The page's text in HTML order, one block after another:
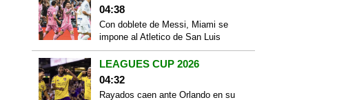
04:38
Con doblete de Messi, Miami se
impone al Atletico de San Luis
LEAGUES CUP 2026
04:32
Rayados caen ante Orlando en su